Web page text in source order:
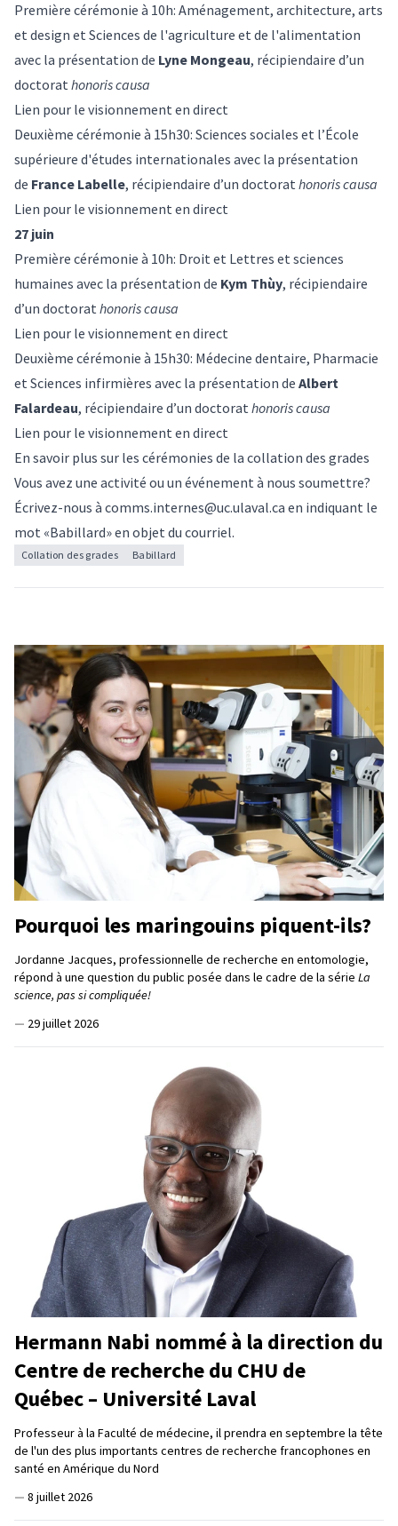
Première cérémonie à 10h: Aménagement, architecture, arts
et design et Sciences de l'agriculture et de l'alimentation
avec la présentation de Lyne Mongeau, récipiendaire d’un
doctorat honoris causa
Lien pour le visionnement en direct
Deuxième cérémonie à 15h30: Sciences sociales et l’École
supérieure d'études internationales avec la présentation
de France Labelle, récipiendaire d’un doctorat honoris causa
Lien pour le visionnement en direct
27 juin
Première cérémonie à 10h: Droit et Lettres et sciences
humaines avec la présentation de Kym Thùy, récipiendaire
d’un doctorat honoris causa
Lien pour le visionnement en direct
Deuxième cérémonie à 15h30: Médecine dentaire, Pharmacie
et Sciences infirmières avec la présentation de Albert
Falardeau, récipiendaire d’un doctorat honoris causa
Lien pour le visionnement en direct
En savoir plus sur les cérémonies de la collation des grades
Vous avez une activité ou un événement à nous soumettre?
Écrivez-nous à comms.internes@uc.ulaval.ca en indiquant le
mot «Babillard» en objet du courriel.
Collation des grades Babillard
Pourquoi les maringouins piquent-ils?
Jordanne Jacques, professionnelle de recherche en entomologie,
répond à une question du public posée dans le cadre de la série La
science, pas si compliquée!
— 29 juillet 2026
Hermann Nabi nommé à la direction du
Centre de recherche du CHU de
Québec – Université Laval
Professeur à la Faculté de médecine, il prendra en septembre la tête
de l'un des plus importants centres de recherche francophones en
santé en Amérique du Nord
— 8 juillet 2026